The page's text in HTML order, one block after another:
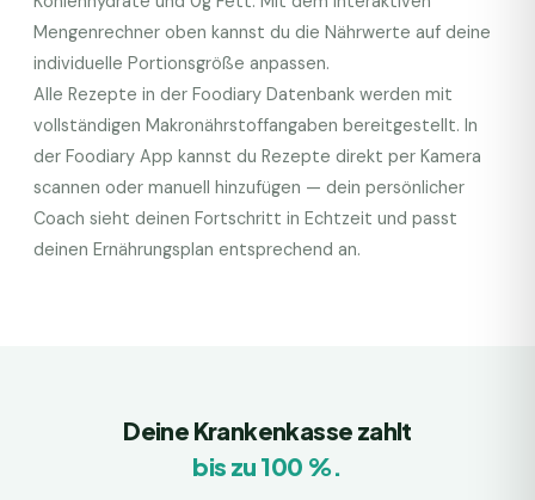
Mengenrechner oben kannst du die Nährwerte auf deine
individuelle Portionsgröße anpassen.
Alle Rezepte in der Foodiary Datenbank werden mit
vollständigen Makronährstoffangaben bereitgestellt. In
der Foodiary App kannst du Rezepte direkt per Kamera
scannen oder manuell hinzufügen — dein persönlicher
Coach sieht deinen Fortschritt in Echtzeit und passt
deinen Ernährungsplan entsprechend an.
Deine Krankenkasse zahlt
bis zu 100 %.